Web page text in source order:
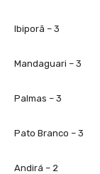
Ibiporã – 3
Mandaguari – 3
Palmas – 3
Pato Branco – 3
Andirá – 2